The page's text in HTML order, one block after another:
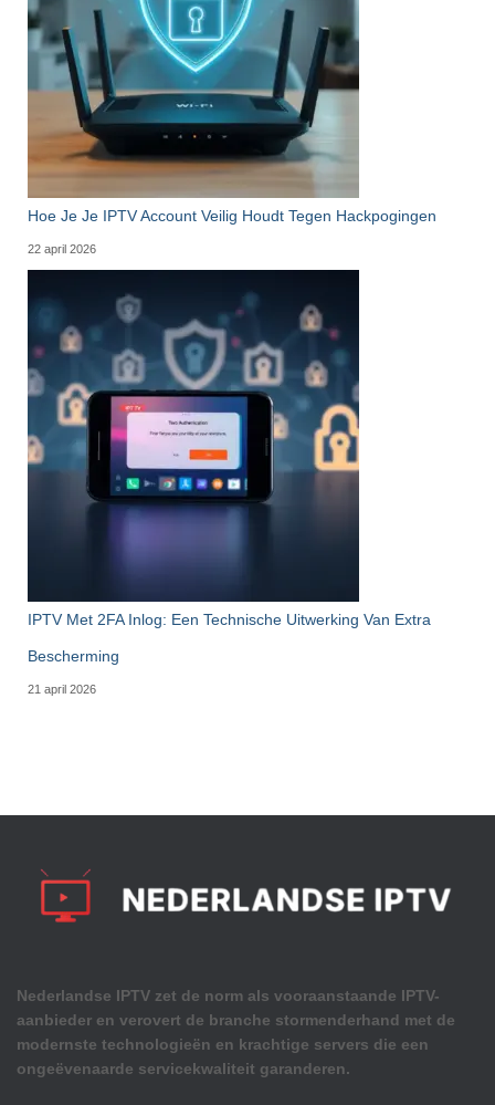
Hoe Je Je IPTV Account Veilig Houdt Tegen Hackpogingen
22 april 2026
IPTV Met 2FA Inlog: Een Technische Uitwerking Van Extra
Bescherming
21 april 2026
Nederlandse IPTV zet de norm als vooraanstaande IPTV-
aanbieder en verovert de branche stormenderhand met de
modernste technologieën en krachtige servers die een
ongeëvenaarde servicekwaliteit garanderen.